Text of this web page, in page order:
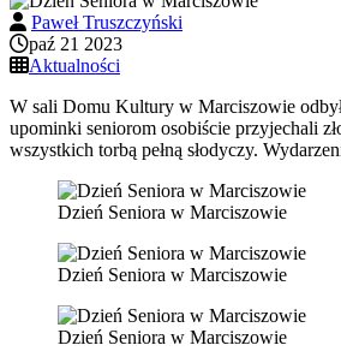
Paweł Truszczyński
paź 21 2023
Aktualności
W sali Domu Kultury w Marciszowie
upominki seniorom osobiście przyjechali
wszystkich torbą pełną słodyczy.
Dzień Seniora w Marciszowie
Dzień Seniora w Marciszowie
Dzień Seniora w Marciszowie